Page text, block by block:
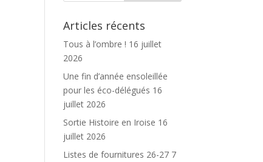
Articles récents
Tous à l’ombre ! 16 juillet
2026
Une fin d’année ensoleillée
pour les éco-délégués 16
juillet 2026
Sortie Histoire en Iroise 16
juillet 2026
Listes de fournitures 26-27 7